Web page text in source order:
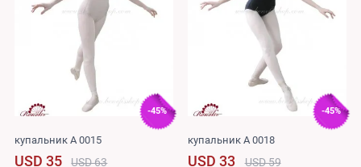
-45%
купальник A 0015
USD 35 USD 63
-45%
купальник A 0018
USD 33 USD 59